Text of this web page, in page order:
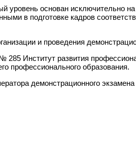
уровень основан
в подготовке кадров
и проведения
Институт развития
профессионального образования.
демонстрационного